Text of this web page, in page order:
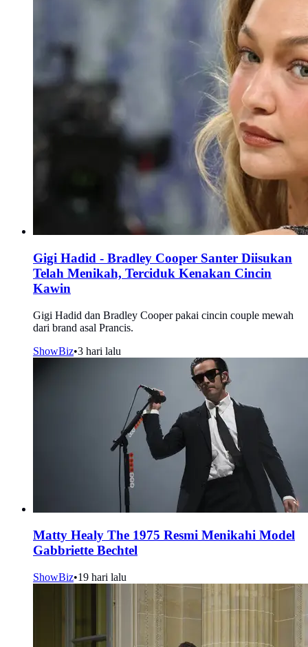
Gigi Hadid - Bradley Cooper Santer Diisukan
Telah Menikah, Terciduk Kenakan Cincin
Kawin
Gigi Hadid dan Bradley Cooper pakai cincin couple mewah
dari brand asal Prancis.
ShowBiz•3 hari lalu
Matty Healy The 1975 Resmi Menikahi Model
Gabbriette Bechtel
ShowBiz•19 hari lalu